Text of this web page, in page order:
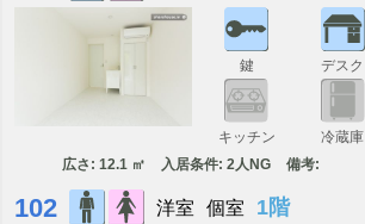
鍵 デスク
キッチン 冷蔵庫
広さ: 12.1 ㎡ 入居条件: 2人NG 備考:
102 洋室 個室 1階